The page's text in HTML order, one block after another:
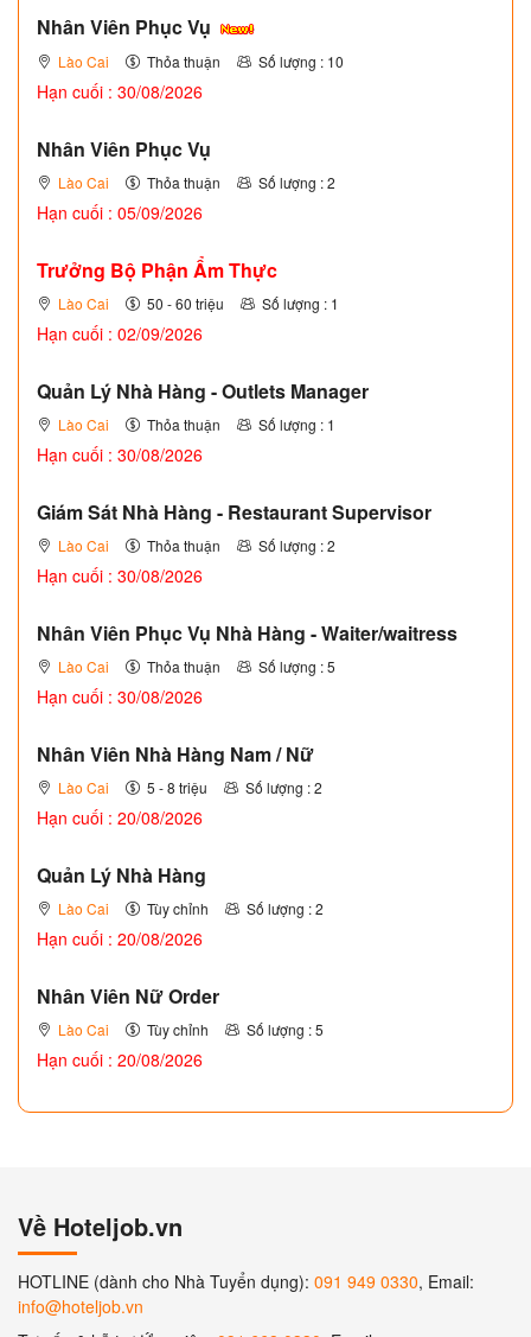
Nhân Viên Phục Vụ
Lào Cai Thỏa thuận Số lượng : 10
Hạn cuối : 30/08/2026
Nhân Viên Phục Vụ
Lào Cai Thỏa thuận Số lượng : 2
Hạn cuối : 05/09/2026
Trưởng Bộ Phận Ẩm Thực
Lào Cai 50 - 60 triệu Số lượng : 1
Hạn cuối : 02/09/2026
Quản Lý Nhà Hàng - Outlets Manager
Lào Cai Thỏa thuận Số lượng : 1
Hạn cuối : 30/08/2026
Giám Sát Nhà Hàng - Restaurant Supervisor
Lào Cai Thỏa thuận Số lượng : 2
Hạn cuối : 30/08/2026
Nhân Viên Phục Vụ Nhà Hàng - Waiter/waitress
Lào Cai Thỏa thuận Số lượng : 5
Hạn cuối : 30/08/2026
Nhân Viên Nhà Hàng Nam / Nữ
Lào Cai 5 - 8 triệu Số lượng : 2
Hạn cuối : 20/08/2026
Quản Lý Nhà Hàng
Lào Cai Tùy chỉnh Số lượng : 2
Hạn cuối : 20/08/2026
Nhân Viên Nữ Order
Lào Cai Tùy chỉnh Số lượng : 5
Hạn cuối : 20/08/2026
Về Hoteljob.vn
HOTLINE (dành cho Nhà Tuyển dụng): 091 949 0330, Email:
info@hoteljob.vn